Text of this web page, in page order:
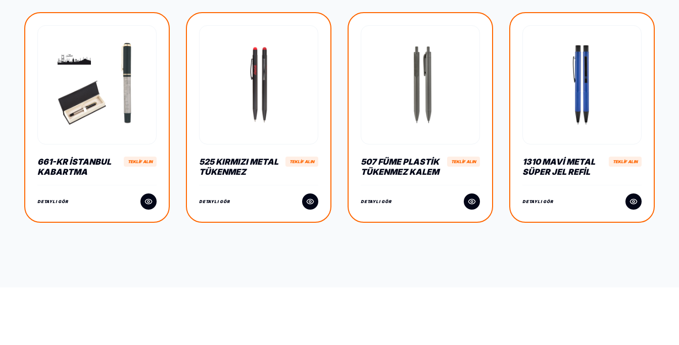
661-KR İSTANBUL
KABARTMA
TEKLİF ALIN
DETAYLI GÖR
525 KIRMIZI METAL
TÜKENMEZ
TEKLİF ALIN
DETAYLI GÖR
507 FÜME PLASTIK
TÜKENMEZ KALEM
TEKLİF ALIN
DETAYLI GÖR
1310 MAVI METAL
SÜPER JEL REFIL
TEKLİF ALIN
DETAYLI GÖR